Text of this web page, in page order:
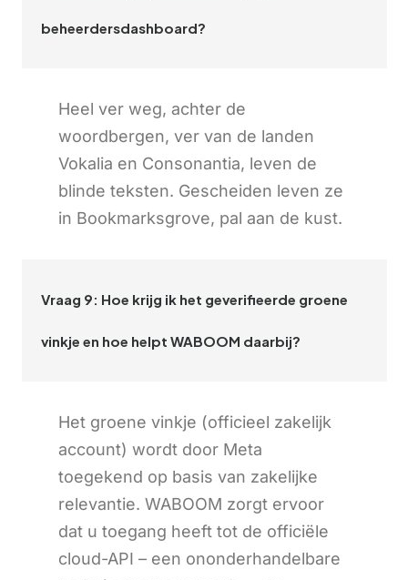
beheerdersdashboard?
Heel ver weg, achter de
woordbergen, ver van de landen
Vokalia en Consonantia, leven de
blinde teksten. Gescheiden leven ze
in Bookmarksgrove, pal aan de kust.
Vraag 9: Hoe krijg ik het geverifieerde groene
vinkje en hoe helpt WABOOM daarbij?
Het groene vinkje (officieel zakelijk
account) wordt door Meta
toegekend op basis van zakelijke
relevantie. WABOOM zorgt ervoor
dat u toegang heeft tot de officiële
cloud-API – een ononderhandelbare